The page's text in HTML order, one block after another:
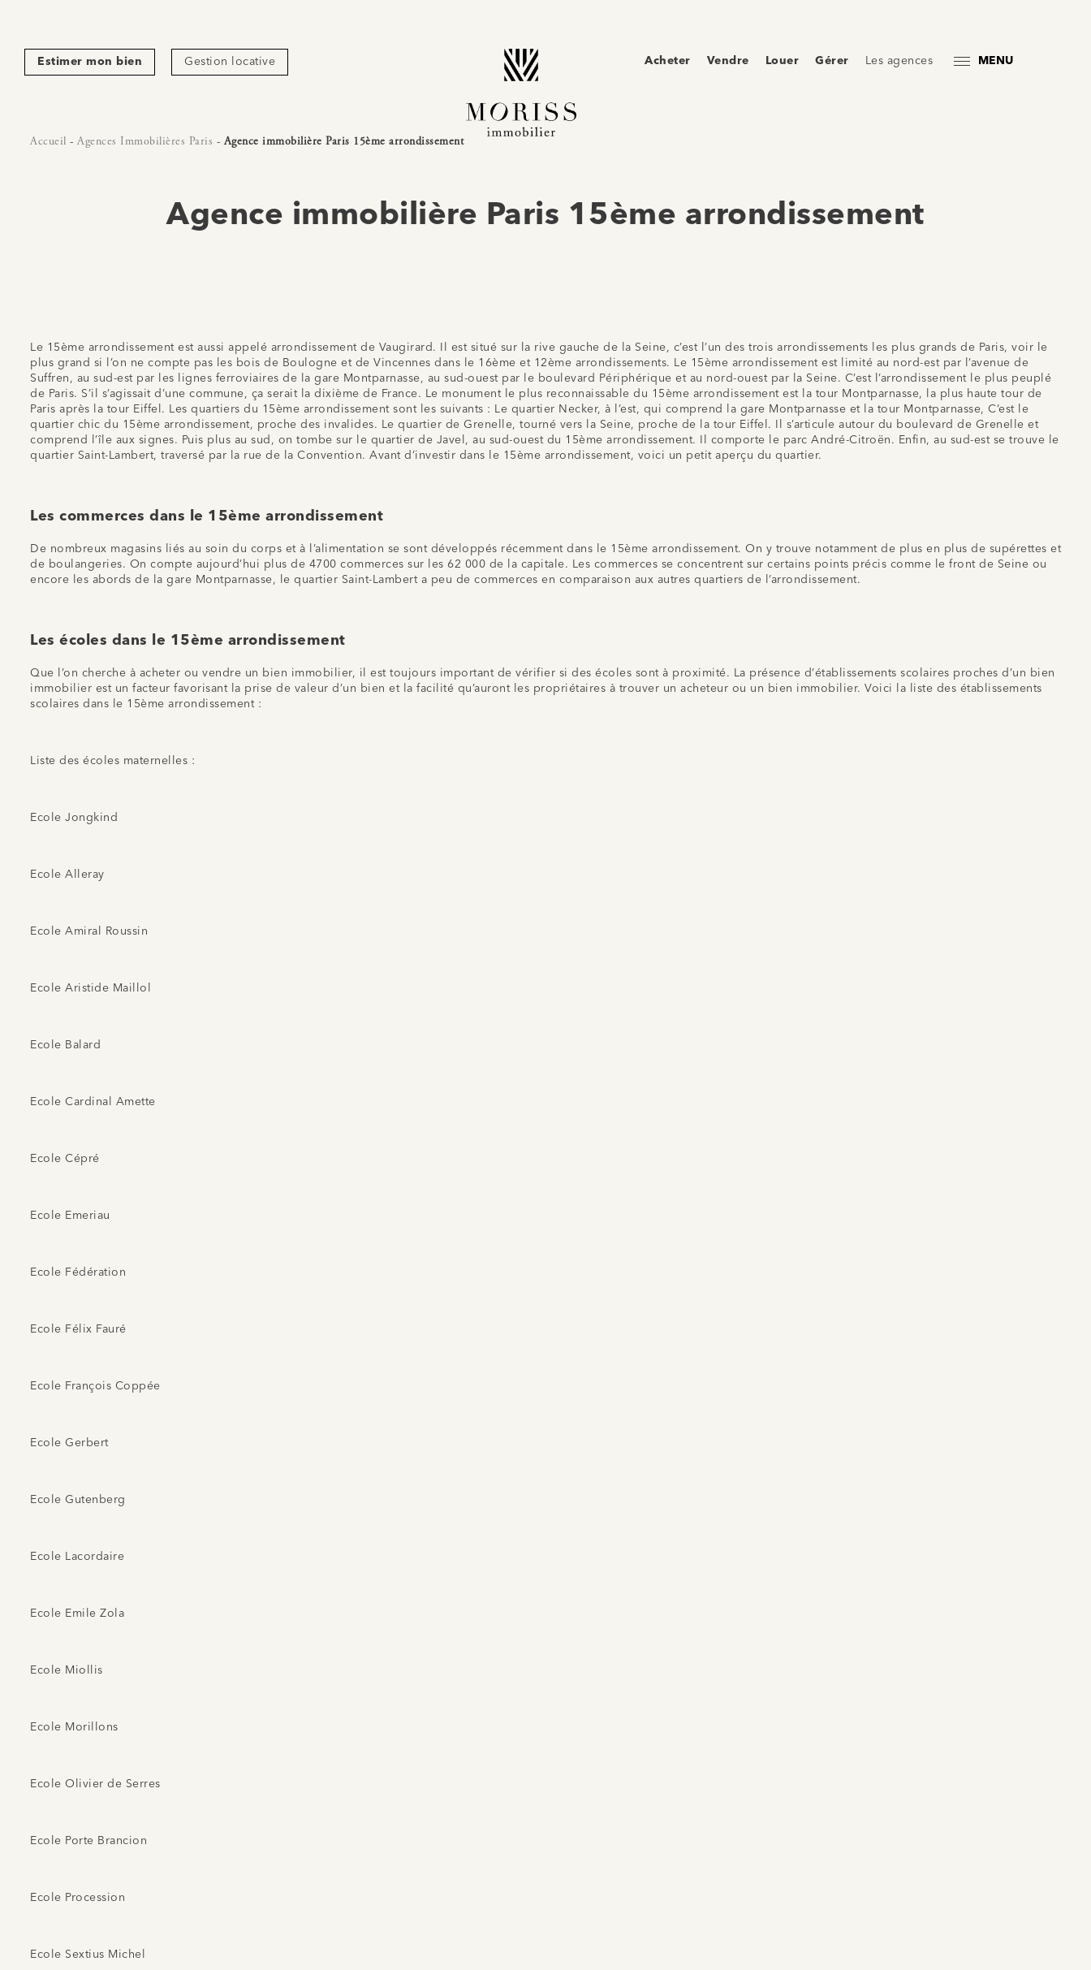
Estimer mon bien Gestion locative Acheter Vendre Louer Gérer Les agences MENU
Accueil - Agences Immobilières Paris -Agence immobilière Paris 15ème arrondissement
Agence immobilière Paris 15ème arrondissement
Le 15ème arrondissement est aussi appelé arrondissement de Vaugirard. Il est situé sur la rive gauche de la Seine, c’est l’un des trois arrondissements les plus grands de Paris, voir le
plus grand si l’on ne compte pas les bois de Boulogne et de Vincennes dans le 16ème et 12ème arrondissements. Le 15ème arrondissement est limité au nord-est par l’avenue de
Suffren, au sud-est par les lignes ferroviaires de la gare Montparnasse, au sud-ouest par le boulevard Périphérique et au nord-ouest par la Seine. C’est l’arrondissement le plus peuplé
de Paris. S’il s’agissait d’une commune, ça serait la dixième de France. Le monument le plus reconnaissable du 15ème arrondissement est la tour Montparnasse, la plus haute tour de
Paris après la tour Eiffel. Les quartiers du 15ème arrondissement sont les suivants : Le quartier Necker, à l’est, qui comprend la gare Montparnasse et la tour Montparnasse, C’est le
quartier chic du 15ème arrondissement, proche des invalides. Le quartier de Grenelle, tourné vers la Seine, proche de la tour Eiffel. Il s’articule autour du boulevard de Grenelle et
comprend l’île aux signes. Puis plus au sud, on tombe sur le quartier de Javel, au sud-ouest du 15ème arrondissement. Il comporte le parc André-Citroën. Enfin, au sud-est se trouve le
quartier Saint-Lambert, traversé par la rue de la Convention. Avant d’investir dans le 15ème arrondissement, voici un petit aperçu du quartier.
Les commerces dans le 15ème arrondissement
De nombreux magasins liés au soin du corps et à l’alimentation se sont développés récemment dans le 15ème arrondissement. On y trouve notamment de plus en plus de supérettes et
de boulangeries. On compte aujourd’hui plus de 4700 commerces sur les 62 000 de la capitale. Les commerces se concentrent sur certains points précis comme le front de Seine ou
encore les abords de la gare Montparnasse, le quartier Saint-Lambert a peu de commerces en comparaison aux autres quartiers de l’arrondissement.
Les écoles dans le 15ème arrondissement
Que l’on cherche à acheter ou vendre un bien immobilier, il est toujours important de vérifier si des écoles sont à proximité. La présence d’établissements scolaires proches d’un bien
immobilier est un facteur favorisant la prise de valeur d’un bien et la facilité qu’auront les propriétaires à trouver un acheteur ou un bien immobilier. Voici la liste des établissements
scolaires dans le 15ème arrondissement :
Liste des écoles maternelles :
Ecole Jongkind
Ecole Alleray
Ecole Amiral Roussin
Ecole Aristide Maillol
Ecole Balard
Ecole Cardinal Amette
Ecole Cépré
Ecole Emeriau
Ecole Fédération
Ecole Félix Fauré
Ecole François Coppée
Ecole Gerbert
Ecole Gutenberg
Ecole Lacordaire
Ecole Emile Zola
Ecole Miollis
Ecole Morillons
Ecole Olivier de Serres
Ecole Porte Brancion
Ecole Procession
Ecole Sextius Michel